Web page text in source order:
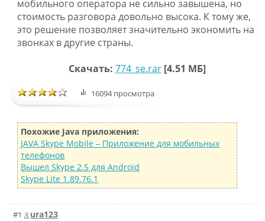
мобильного оператора не сильно завышена, но
стоимость разговора довольно высока. К тому же,
это решение позволяет значительно экономить на
звонках в другие страны.
Скачать: 774_se.rar [4.51 МБ]
16094 просмотра
Похожие Java приложения:
JAVA Skype Mobile – Приложение для мобильных
телефонов
Вышел Skype 2.5 для Android
Skype Lite 1.89.76.1
#1
ura123